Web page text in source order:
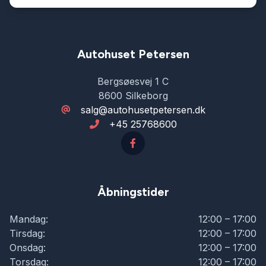
Autohuset Petersen
Bergsøesvej 1 C
8600 Silkeborg
salg@autohusetpetersen.dk
+45 25768600
Åbningstider
Mandag:
12:00 – 17:00
Tirsdag:
12:00 – 17:00
Onsdag:
12:00 – 17:00
Torsdag:
12:00 – 17:00